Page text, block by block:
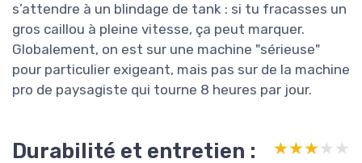
générique. Ça démarre correctement, ça tourne
rond, et ça encaisse les variations de charge
quand on passe d’une zone légère à un paquet
d’herbes épaisses. Le fait que ce soit un 4
temps est pratique : pas besoin de faire un
est important (vidange, filtre à air, bougie) si tu